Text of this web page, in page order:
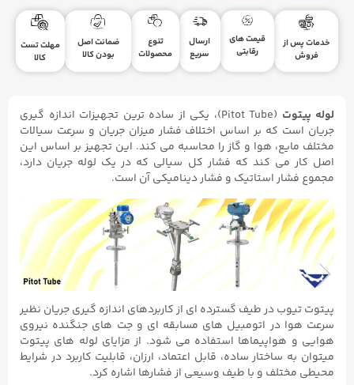
خدمات پس از
فروش
قیمت های
رقابتی
ارسال
سریع
تنوع
محصولات
ضمانت اصل
بودن کالا
مهلت تست
کالا
لوله پیتوت
(Pitot Tube)، یکی از ساده ترین تجهیزات اندازه گیری
جریان است که بر اساس اختلاف فشار میزان جریان و سرعت سیالات
مختلف مایع، هوا و گاز را محاسبه می کند. این تجهیز بر اساس این
اصل کار می کند که فشار کل سیالی که در یک لوله جریان دارد،
مجموع فشار استاتیک و فشار دینامیکی آن است.
پیتوت تیوب در طیف گسترده ای از کاربردهای اندازه گیری جریان نظیر
سرعت هوا در اتومبیل های مسابقه ای و جت های جنگنده نیروی
هوایی و هواپیماها استفاده می شود. از مزایای لوله های پیتوت
میتوان به ساختار ساده، قابل اعتماد، ارزان، قابلیت کاربرد در شرایط
محیطی مختلف و با طیف وسیعی از فشارها اشاره کرد.